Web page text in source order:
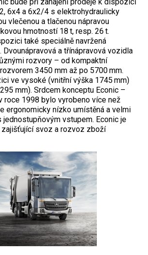
6x4 a 6x2/4 s elektrohydraulicky
vlečenou a tlačenou nápravou
hmotností 18 t, resp. 26 t.
také speciálně navržená
a třínápravová vozidla
rozvory – od kompaktní
3450 mm až po 5700 mm.
ve vysoké (vnitřní výška 1745 mm)
mm). Srdcem konceptu Econic –
roce 1998 bylo vyrobeno více než
ergonomicky nízko umístěná a velmi
jednostupňovým vstupem. Econic je
zajišťující svoz a rozvoz zboží